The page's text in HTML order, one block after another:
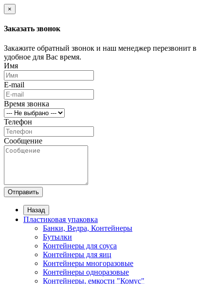
×
Заказать звонок
Закажите обратный звонок и наш менеджер перезвонит в
удобное для Вас время.
Имя
E-mail
Время звонка
Телефон
Сообщение
Отправить
Назад
Пластиковая упаковка
Банки, Ведра, Контейнеры
Бутылки
Контейнеры для соуса
Контейнеры для яиц
Контейнеры многоразовые
Контейнеры одноразовые
Контейнеры, емкости "Комус"